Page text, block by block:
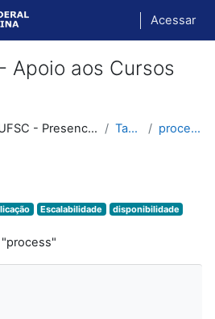
Acessar
Apoio aos Cursos
Moodle UFSC - Presencial Tags process
Escalabilidade
disponibilidade